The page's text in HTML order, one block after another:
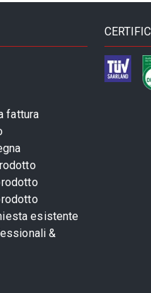
fattura
esistente
&